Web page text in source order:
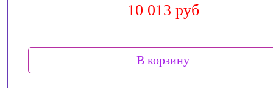
10 013 руб
В корзину